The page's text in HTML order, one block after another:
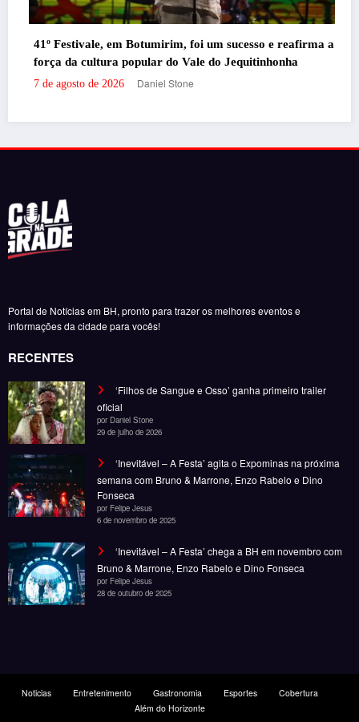
foi um sucesso e reafirma a
do Vale do Jequitinhonha
Daniel Stone
milhas e acúmulo de
7 de agosto de 2026
informações da cidade para vocês!
oficial
por Daniel Stone
29 de julho de 2026
semana com Bruno & Marrone, Enzo Rabelo e Dino
Fonseca
por Felipe Jesus
6 de novembro de 2025
Bruno & Marrone, Enzo Rabelo e Dino Fonseca
por Felipe Jesus
28 de outubro de 2025
Além do Horizonte